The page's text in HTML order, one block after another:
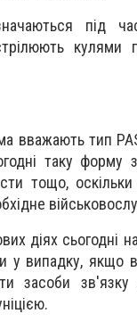
під час
кулями
вважають тип
таку форму
тощо,
діях сьогодні
у випадку, якщо
засоби зв'язку